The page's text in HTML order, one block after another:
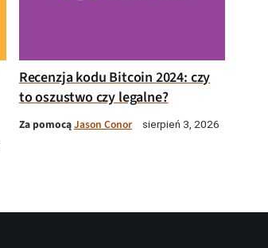
Recenzja kodu Bitcoin 2024: czy
to oszustwo czy legalne?
Za pomocąJason Conor sierpień 3, 2026